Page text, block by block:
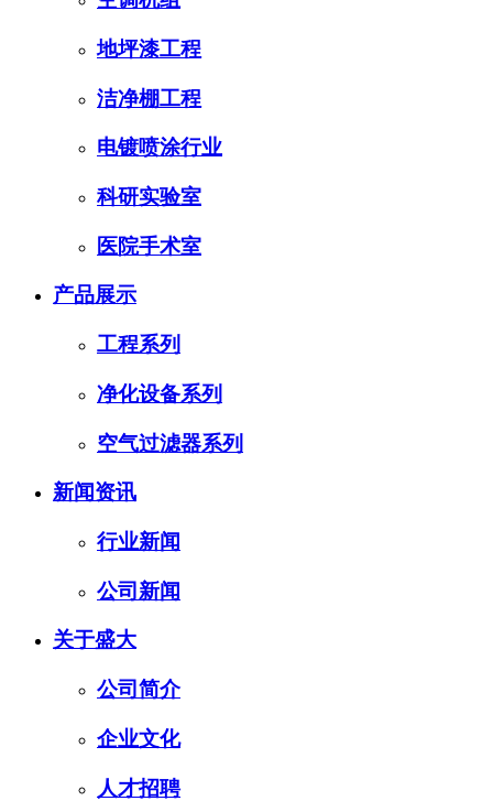
地坪漆工程
洁净棚工程
电镀喷涂行业
科研实验室
医院手术室
产品展示
工程系列
净化设备系列
空气过滤器系列
新闻资讯
行业新闻
公司新闻
关于盛大
公司简介
企业文化
人才招聘